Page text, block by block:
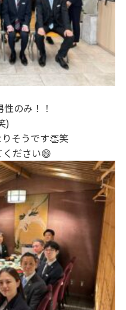
のみ！！
)
そうです👏笑
ださい😄